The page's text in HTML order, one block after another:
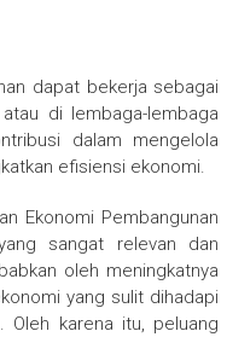
dapat bekerja sebagai
di lembaga-lembaga
dalam mengelola
efisiensi ekonomi.
Ekonomi Pembangunan
sangat relevan dan
oleh meningkatnya
yang sulit dihadapi
Oleh karena itu, peluang